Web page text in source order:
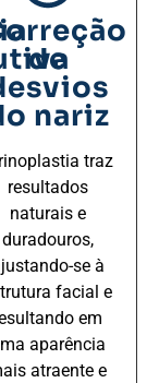
de
nariz
traz
resultados
naturais e
duradouros,
se à
facial e
em
aparência
atraente e